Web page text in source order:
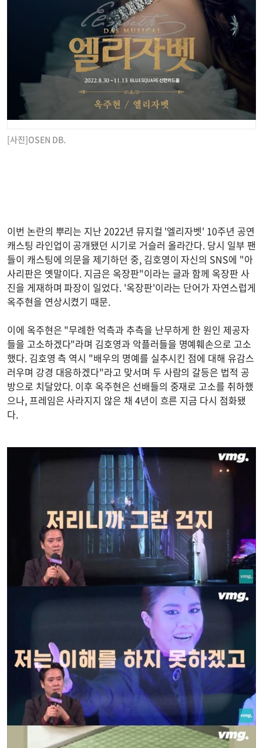
[사진]OSEN DB.
이번 논란의 뿌리는 지난 2022년 뮤지컬 '엘리자벳' 10주년 공연
캐스팅 라인업이 공개됐던 시기로 거슬러 올라간다. 당시 일부 팬
들이 캐스팅에 의문을 제기하던 중, 김호영이 자신의 SNS에 "아
사리판은 옛말이다. 지금은 옥장판"이라는 글과 함께 옥장판 사
진을 게재하며 파장이 일었다. '옥장판'이라는 단어가 자연스럽게
옥주현을 연상시켰기 때문.
이에 옥주현은 "무례한 억측과 추측을 난무하게 한 원인 제공자
들을 고소하겠다"라며 김호영과 악플러들을 명예훼손으로 고소
했다. 김호영 측 역시 "배우의 명예를 실추시킨 점에 대해 유감스
러우며 강경 대응하겠다"라고 맞서며 두 사람의 갈등은 법적 공
방으로 치달았다. 이후 옥주현은 선배들의 중재로 고소를 취하했
으나, 프레임은 사라지지 않은 채 4년이 흐른 지금 다시 점화됐
다.